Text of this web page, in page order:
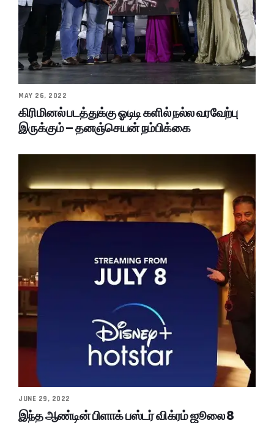
MAY 26, 2022
கிரிமினல் படத்துக்கு ஓடிடி களில் நல்ல வரவேற்பு
இருக்கும் – தனஞ்செயன் நம்பிக்கை
JUNE 29, 2022
இந்த ஆண்டின் பிளாக் பஸ்டர் விக்ரம் ஜூலை 8